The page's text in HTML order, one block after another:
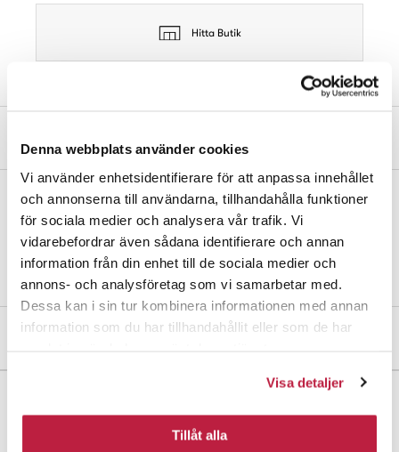
Denna webbplats använder cookies
Vi använder enhetsidentifierare för att anpassa innehållet
och annonserna till användarna, tillhandahålla funktioner
för sociala medier och analysera vår trafik. Vi
vidarebefordrar även sådana identifierare och annan
information från din enhet till de sociala medier och
annons- och analysföretag som vi samarbetar med.
Dessa kan i sin tur kombinera informationen med annan
information som du har tillhandahållit eller som de har
Visa detaljer
Tillåt alla
Hitta Butik
OBS! Måste fräsas i specialmaskin.
Mått och dimensioner